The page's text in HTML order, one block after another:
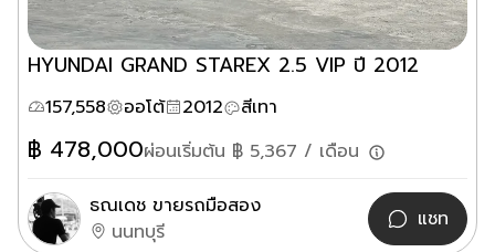
HYUNDAI GRAND STAREX 2.5 VIP ปี 2012
157,558 ออโต้ 2012 สีเทา
฿ 478,000ผ่อนเริ่มต้น ฿ 5,367 / เดือน
ธณเดช ขายรถมือสอง
นนทบุรี
แชท